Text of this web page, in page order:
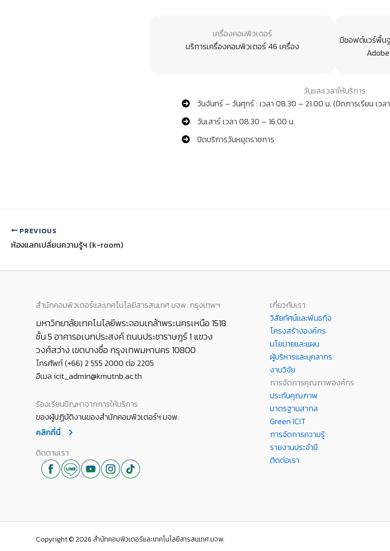
เครื่องคอมพิวเตอร์
บริการเครื่องคอมพิวเตอร์ 46 เครื่อง
มีซอฟต์แวร์พื้น
วันและเวลาให้บริการ
วันจันทร์ – วันศุกร์ : เวลา 08.30 – 21.00 น. (ปิดภารเรียน เว
วันเสาร์ เวลา 08.30 – 16.00 น.
ปิดบริการวันหยุดราชการ
PREVIOUS
ห้องแลกเปลี่ยนความรู้ฯ (k-room)
สำนักคอมพิวเตอร์และเทคโนโลยีสารสนเทศ มจพ. กรุงเทพฯ
มหาวิทยาลัยเทคโนโลยีพระจอมเกล้าพระนครเหนือ 1518
ชั้น 5 อาคารอเนกประสงค์ ถนนประชาราษฎร์ 1 แขวง
วงศ์สว่าง เขตบางซื่อ กรุงเทพมหานคร 10800
โทรศัพท์ (+66) 2 555 2000 ต่อ 2205
อีเมล icit_admin@kmutnb.ac.th
ร้องเรียนปัญหาจากการให้บริการ
ของผู้ปฏิบัติงานของสำนักคอมพิวเตอร์ฯ มจพ.
คลิกที่นี่
ติดตามเรา
เกี่ยวกับเรา
วิสัยทัศน์และพันธกิจ
โครงสร้างองค์กร
นโยบายและแผน
ผู้บริหารและบุคลากร
งานวิจัย
การจัดการคุณภาพองค์กร
ประกันคุณภาพ
มาตรฐานสากล
Green ICIT
การจัดการความรู้
รายงานประจำปี
ติดต่อเรา
Copyright © 2026 สำนักคอมพิวเตอร์และเทคโนโลยีสารสนเทศ มจพ.